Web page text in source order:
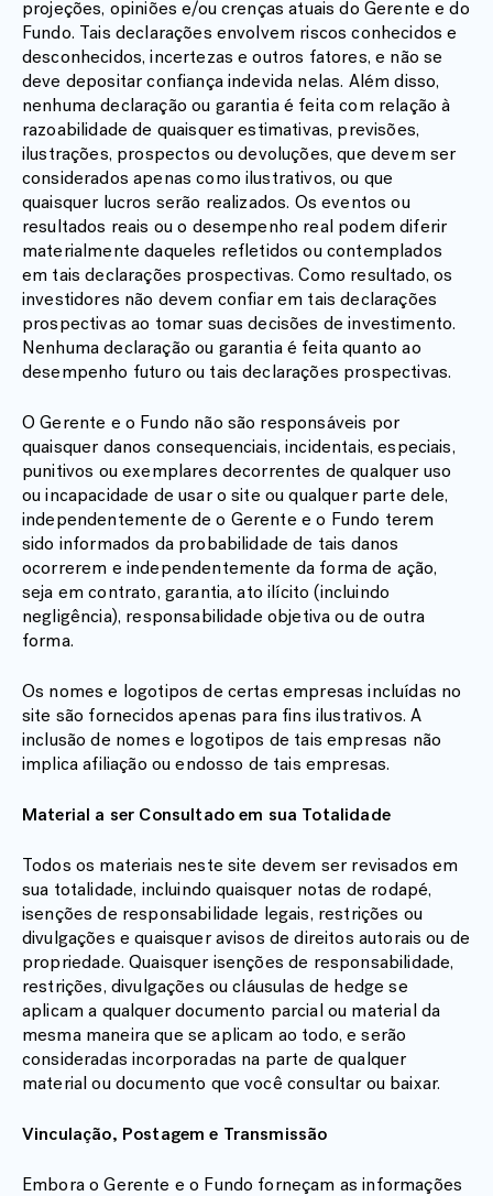
projeções, opiniões e/ou crenças atuais do Gerente e do
Fundo. Tais declarações envolvem riscos conhecidos e
desconhecidos, incertezas e outros fatores, e não se
deve depositar confiança indevida nelas. Além disso,
nenhuma declaração ou garantia é feita com relação à
razoabilidade de quaisquer estimativas, previsões,
ilustrações, prospectos ou devoluções, que devem ser
considerados apenas como ilustrativos, ou que
quaisquer lucros serão realizados. Os eventos ou
resultados reais ou o desempenho real podem diferir
materialmente daqueles refletidos ou contemplados
em tais declarações prospectivas. Como resultado, os
investidores não devem confiar em tais declarações
prospectivas ao tomar suas decisões de investimento.
Nenhuma declaração ou garantia é feita quanto ao
desempenho futuro ou tais declarações prospectivas.
O Gerente e o Fundo não são responsáveis por
quaisquer danos consequenciais, incidentais, especiais,
punitivos ou exemplares decorrentes de qualquer uso
ou incapacidade de usar o site ou qualquer parte dele,
independentemente de o Gerente e o Fundo terem
sido informados da probabilidade de tais danos
ocorrerem e independentemente da forma de ação,
seja em contrato, garantia, ato ilícito (incluindo
negligência), responsabilidade objetiva ou de outra
forma.
Os nomes e logotipos de certas empresas incluídas no
site são fornecidos apenas para fins ilustrativos. A
inclusão de nomes e logotipos de tais empresas não
implica afiliação ou endosso de tais empresas.
Material a ser Consultado em sua Totalidade
Todos os materiais neste site devem ser revisados em
sua totalidade, incluindo quaisquer notas de rodapé,
isenções de responsabilidade legais, restrições ou
divulgações e quaisquer avisos de direitos autorais ou de
propriedade. Quaisquer isenções de responsabilidade,
restrições, divulgações ou cláusulas de hedge se
aplicam a qualquer documento parcial ou material da
mesma maneira que se aplicam ao todo, e serão
consideradas incorporadas na parte de qualquer
material ou documento que você consultar ou baixar.
Vinculação, Postagem e Transmissão
Embora o Gerente e o Fundo forneçam as informações